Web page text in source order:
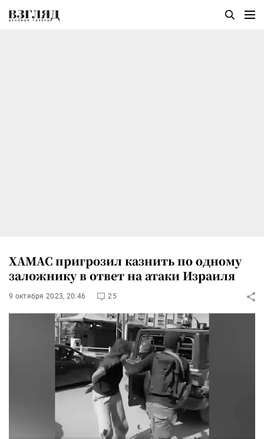
ХАМАС пригрозил казнить по одному
заложнику в ответ на атаки Израиля
9 октября 2023, 20:46 25